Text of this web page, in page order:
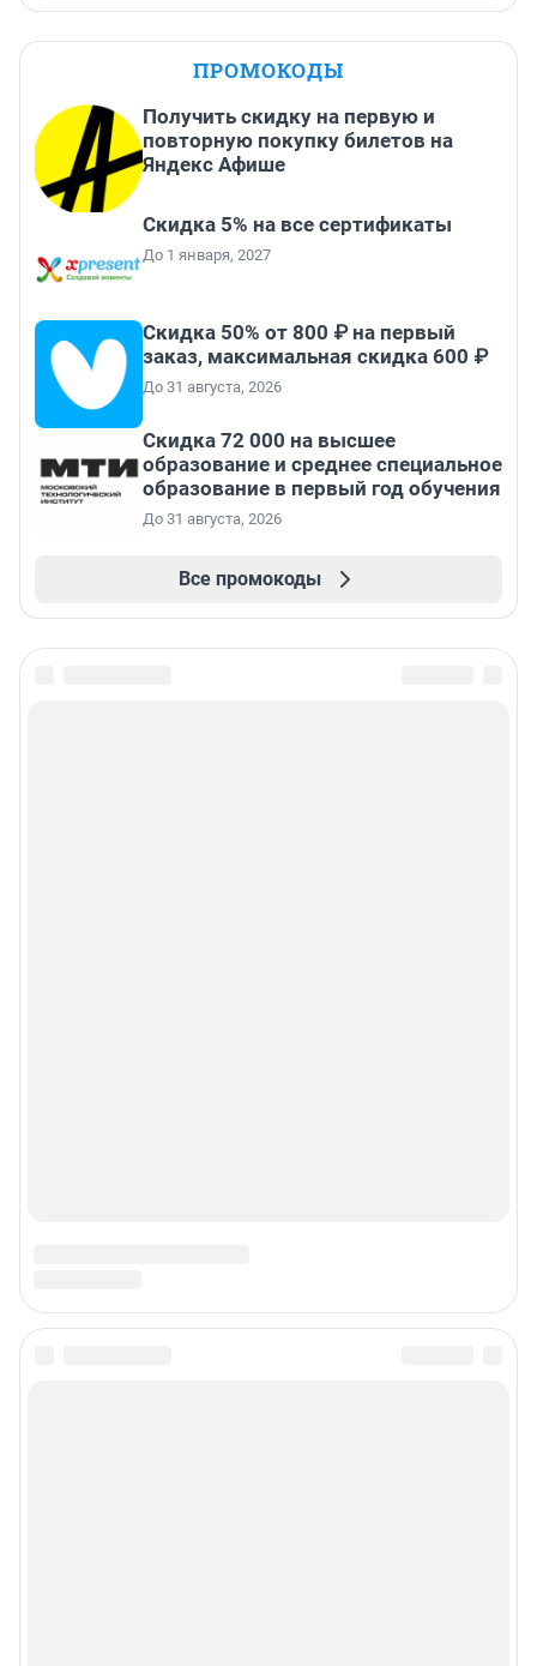
ПРОМОКОДЫ
Получить скидку на первую и
повторную покупку билетов на
Яндекс Афише
Скидка 5% на все сертификаты
До 1 января, 2027
Скидка 50% от 800 ₽ на первый
заказ, максимальная скидка 600 ₽
До 31 августа, 2026
Скидка 72 000 на высшее
образование и среднее специальное
образование в первый год обучения
До 31 августа, 2026
Все промокоды